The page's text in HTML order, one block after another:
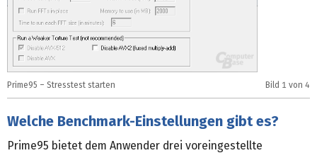
Prime95 – Stresstest starten Bild 1 von 4
Welche Benchmark-Einstellungen gibt es?
Prime95 bietet dem Anwender drei voreingestellte